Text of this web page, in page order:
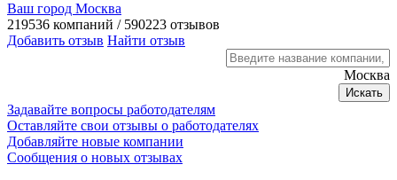
Ваш город Москва
219536 компаний / 590223 отзывов
Добавить отзыв Найти отзыв
Москва
Искать
Задавайте вопросы работодателям
Оставляйте свои отзывы о работодателях
Добавляйте новые компании
Сообщения о новых отзывах